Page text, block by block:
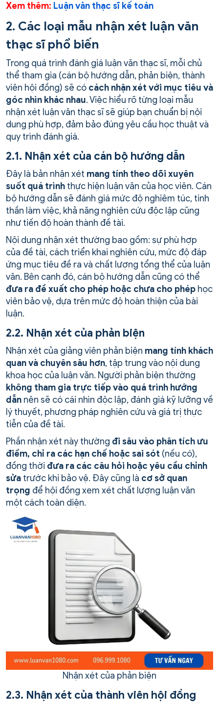
Xem thêm: Luận văn thạc sĩ kế toán
2. Các loại mẫu nhận xét luận văn
thạc sĩ phổ biến
Trong quá trình đánh giá luận văn thạc sĩ, mỗi chủ
thể tham gia (cán bộ hướng dẫn, phản biện, thành
viên hội đồng) sẽ có cách nhận xét với mục tiêu và
góc nhìn khác nhau. Việc hiểu rõ từng loại mẫu
nhận xét luận văn thạc sĩ sẽ giúp bạn chuẩn bị nội
dung phù hợp, đảm bảo đúng yêu cầu học thuật và
quy trình đánh giá.
2.1. Nhận xét của cán bộ hướng dẫn
Đây là bản nhận xét mang tính theo dõi xuyên
suốt quá trình thực hiện luận văn của học viên. Cán
bộ hướng dẫn sẽ đánh giá mức độ nghiêm túc, tinh
thần làm việc, khả năng nghiên cứu độc lập cũng
như tiến độ hoàn thành đề tài.
Nội dung nhận xét thường bao gồm: sự phù hợp
của đề tài, cách triển khai nghiên cứu, mức độ đáp
ứng mục tiêu đề ra và chất lượng tổng thể của luận
văn. Bên cạnh đó, cán bộ hướng dẫn cũng có thể
đưa ra đề xuất cho phép hoặc chưa cho phép học
viên bảo vệ, dựa trên mức độ hoàn thiện của bài
luận.
2.2. Nhận xét của phản biện
Nhận xét của giảng viên phản biện mang tính khách
quan và chuyên sâu hơn, tập trung vào nội dung
khoa học của luận văn. Người phản biện thường
không tham gia trực tiếp vào quá trình hướng
dẫn nên sẽ có cái nhìn độc lập, đánh giá kỹ lưỡng về
lý thuyết, phương pháp nghiên cứu và giá trị thực
tiễn của đề tài.
Phần nhận xét này thường đi sâu vào phân tích ưu
điểm, chỉ ra các hạn chế hoặc sai sót (nếu có),
đồng thời đưa ra các câu hỏi hoặc yêu cầu chỉnh
sửa trước khi bảo vệ. Đây cũng là cơ sở quan
trọng để hội đồng xem xét chất lượng luận văn
một cách toàn diện.
Nhận xét của phản biện
2.3. Nhận xét của thành viên hội đồng